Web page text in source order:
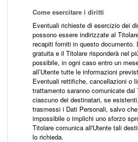
Come esercitare i diritti
Eventuali richieste di esercizio dei
possono essere indirizzate al
recapiti forniti in questo documento.
gratuita e il Titolare risponderà nel
possibile, in ogni caso entro un
all’Utente tutte le informazioni
Eventuali rettifiche, cancellazioni o
trattamento saranno comunicate dal
ciascuno dei destinatari, se
trasmessi i Dati Personali, salvo
impossibile o implichi uno sforzo
Titolare comunica all'Utente tali
lo richieda.